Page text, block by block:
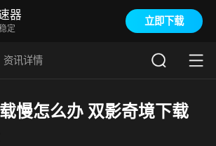
器
定
立即下载
资讯详情
慢怎么办 双影奇境下载